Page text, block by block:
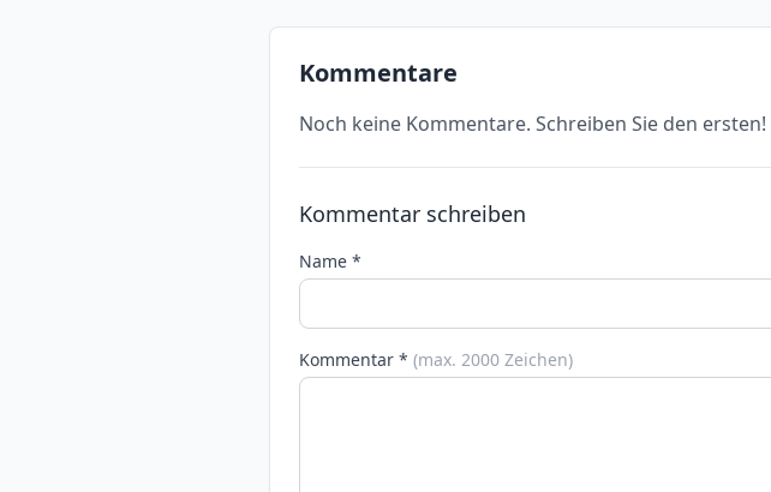
Kommentare
Noch keine Kommentare. Schreiben Sie den ersten!
Kommentar schreiben
Name *
Kommentar * (max. 2000 Zeichen)